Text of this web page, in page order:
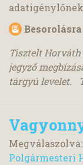
Tisztelt
jegyző
tárgyú levelet.
Megválaszolva:
Polgármesteri